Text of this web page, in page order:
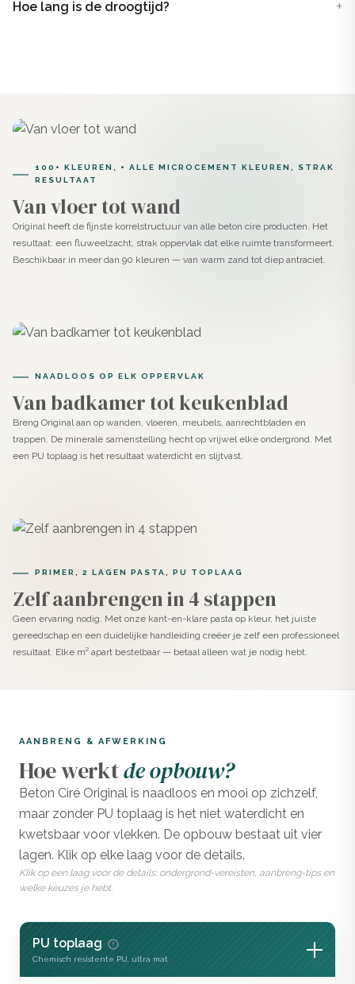
Hoe lang is de droogtijd?
100+ KLEUREN, + ALLE MICROCEMENT KLEUREN, STRAK
RESULTAAT
Van vloer tot wand
Original heeft de fijnste korrelstructuur van alle beton cire producten. Het
resultaat: een fluweelzacht, strak oppervlak dat elke ruimte transformeert.
Beschikbaar in meer dan 90 kleuren — van warm zand tot diep antraciet.
NAADLOOS OP ELK OPPERVLAK
Van badkamer tot keukenblad
Breng Original aan op wanden, vloeren, meubels, aanrechtbladen en
trappen. De minerale samenstelling hecht op vrijwel elke ondergrond. Met
een PU toplaag is het resultaat waterdicht en slijtvast.
PRIMER, 2 LAGEN PASTA, PU TOPLAAG
Zelf aanbrengen in 4 stappen
Geen ervaring nodig. Met onze kant-en-klare pasta op kleur, het juiste
gereedschap en een duidelijke handleiding creëer je zelf een professioneel
resultaat. Elke m² apart bestelbaar — betaal alleen wat je nodig hebt.
AANBRENG & AFWERKING
Hoe werktde opbouw?
Beton Ciré Original is naadloos en mooi op zichzelf,
maar zonder PU toplaag is het niet waterdicht en
kwetsbaar voor vlekken. De opbouw bestaat uit vier
lagen. Klik op elke laag voor de details.
Klik op een laag voor de details: ondergrond-vereisten, aanbreng-tips en
welke keuzes je hebt.
PU toplaag
Chemisch resistente PU, ultra mat